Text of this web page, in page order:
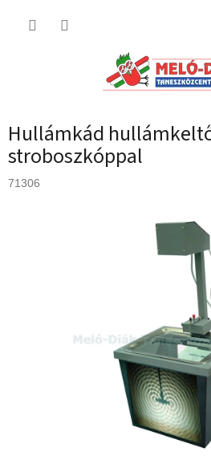
Hullámkád
stroboszkóppal
71306